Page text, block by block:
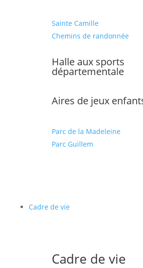
Sainte Camille
Chemins de randonnée
Halle aux sports
départementale
Aires de jeux
Parc de la Madeleine
Parc Guillem
Cadre de vie
Cadre de vie